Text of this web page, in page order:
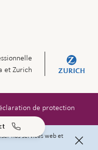
nos services web et
et Zurich
de protection
données
d'Assurances SA